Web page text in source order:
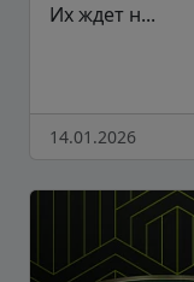
Их ждет н...
14.01.2026